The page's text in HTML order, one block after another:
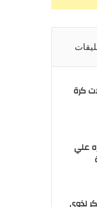
كرة
علي